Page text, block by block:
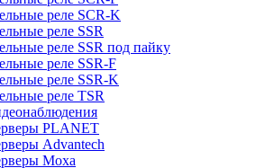
реле SCR-K
реле SSR
реле SSR под пайку
реле SSR-F
реле SSR-K
реле TSR
PLANET
Advantech
Moxa